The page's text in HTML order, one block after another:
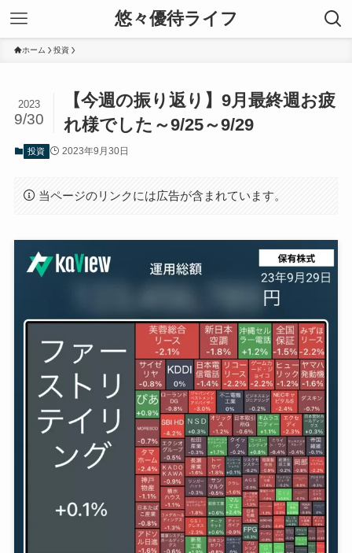
悠々優待ライフ
ホーム 投資
【今週の振り返り】9月最終週お疲
れ様でした～9/25～9/29
2023
9/30
投資 2023年9月30日
当ページのリンクには広告が含まれています。